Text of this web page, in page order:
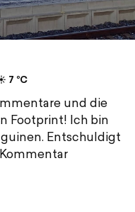
7 °C
und die
Footprint! Ich bin
Entschuldigt